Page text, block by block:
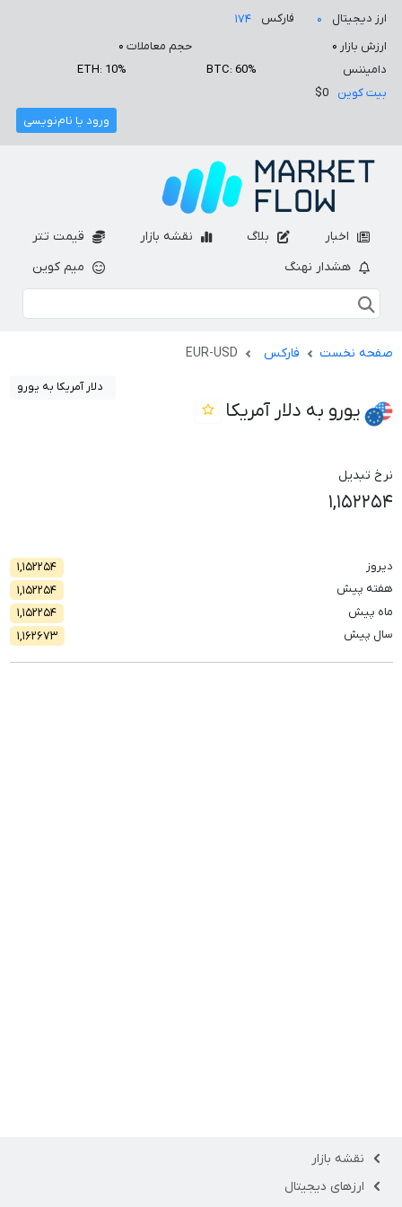
ارز دیجیتال ۰ فارکس
۱۷۴
ارزش بازار ۰ حجم معاملات ۰
دامیننس
BTC: 60%
ETH: 10%
بیت کوین
$0
ورود یا نام‌نویسی
اخبار بلاگ نقشه بازار
قیمت تتر
هشدار نهنگ
میم کوین
صفحه نخست فارکس EUR-USD
دلار آمریکا به یورو
یورو به دلار آمریکا
نرخ تبدیل
۱,۱۵۲۲۵۴
دیروز
۱,۱۵۲۲۵۴
هفته پیش
۱,۱۵۲۲۵۴
ماه پیش
۱,۱۵۲۲۵۴
سال پیش
۱,۱۶۲۶۷۳
نقشه بازار
ارزهای دیجیتال